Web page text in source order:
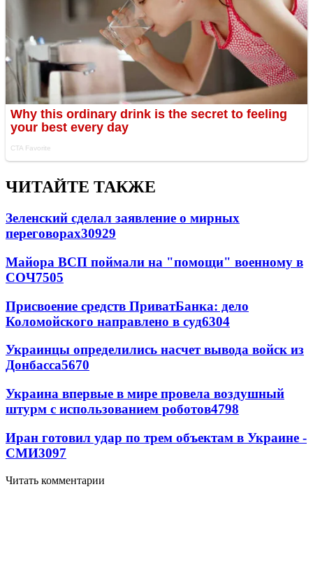
ЧИТАЙТЕ ТАКЖЕ
Зеленский сделал заявление о мирных
переговорах30929
Майора ВСП поймали на "помощи" военному в
СОЧ7505
Присвоение средств ПриватБанка: дело
Коломойского направлено в суд6304
Украинцы определились насчет вывода войск из
Донбасса5670
Украина впервые в мире провела воздушный
штурм с использованием роботов4798
Иран готовил удар по трем объектам в Украине -
СМИ3097
Читать комментарии